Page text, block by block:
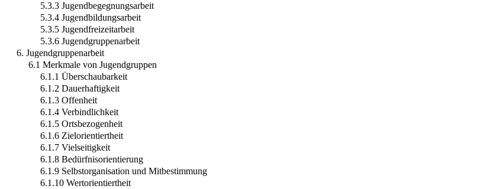
5.3.3 Jugendbegegnungsarbeit
5.3.4 Jugendbildungsarbeit
5.3.5 Jugendfreizeitarbeit
5.3.6 Jugendgruppenarbeit
6. Jugendgruppenarbeit
6.1 Merkmale von Jugendgruppen
6.1.1 Überschaubarkeit
6.1.2 Dauerhaftigkeit
6.1.3 Offenheit
6.1.4 Verbindlichkeit
6.1.5 Ortsbezogenheit
6.1.6 Zielorientiertheit
6.1.7 Vielseitigkeit
6.1.8 Bedürfnisorientierung
6.1.9 Selbstorganisation und Mitbestimmung
6.1.10 Wertorientiertheit